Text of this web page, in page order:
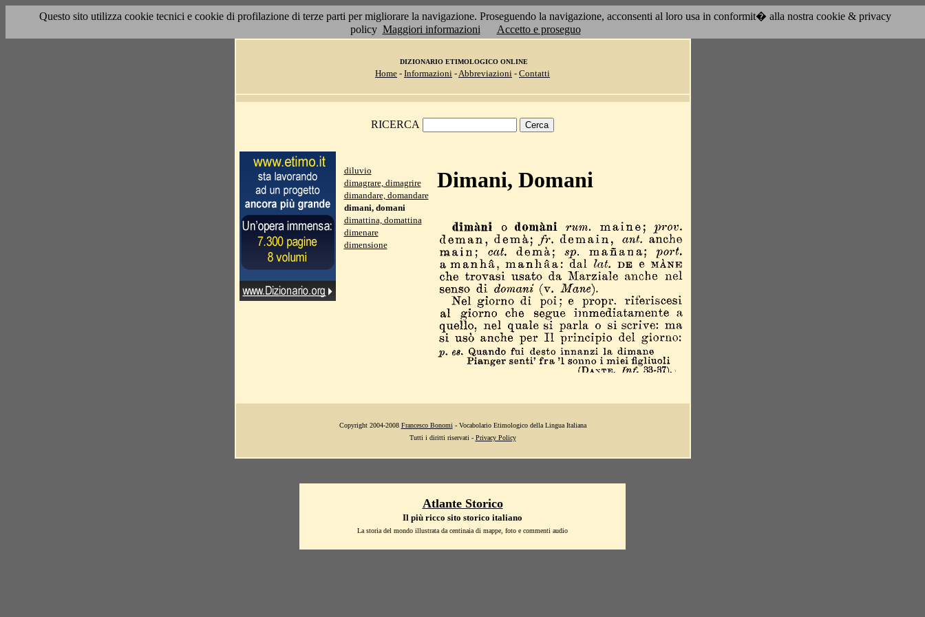
Questo sito utilizza cookie tecnici e cookie di profilazione di terze parti per migliorare la navigazione. Proseguendo la navigazione, acconsenti al loro usa in conformit� alla nostra cookie & privacy
policy Maggiori informazioni Accetto e proseguo
DIZIONARIO ETIMOLOGICO ONLINE
Home - Informazioni -Abbreviazioni - Contatti
RICERCA
diluvio
dimagrare, dimagrire
dimandare, domandare
dimani, domani
dimattina, domattina
dimenare
dimensione
Dimani, Domani
Copyright 2004-2008 Francesco Bonomi - Vocabolario Etimologico della Lingua Italiana
Tutti i diritti riservati - Privacy Policy
Atlante Storico
Il più ricco sito storico italiano
La storia del mondo illustrata da centinaia di mappe, foto e commenti audio